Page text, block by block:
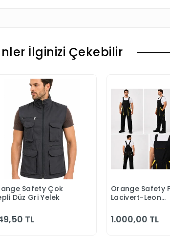
İlginizi Çekebilir
Sepete Ekle
Safety Çok
Düz Gri Yelek
TL
Orange Safety
Lacivert-Leon
1.000,00 TL